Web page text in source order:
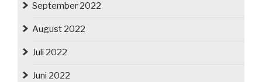
September 2022
August 2022
Juli 2022
Juni 2022